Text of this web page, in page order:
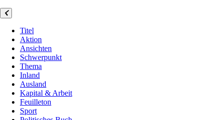
Titel
Aktion
Ansichten
Schwerpunkt
Thema
Inland
Ausland
Kapital & Arbeit
Feuilleton
Sport